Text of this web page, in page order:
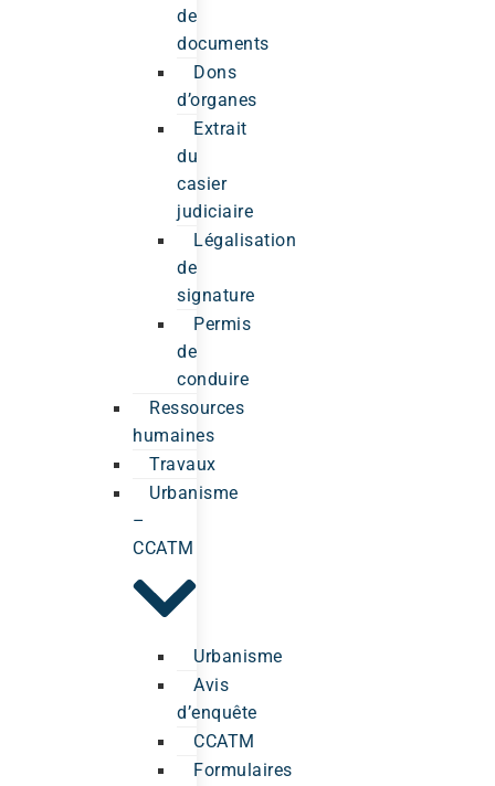
de
documents
Dons
d’organes
Extrait
du
casier
judiciaire
Légalisation
de
signature
Permis
de
conduire
Ressources
humaines
Travaux
Urbanisme
–
CCATM
Urbanisme
Avis
d’enquête
CCATM
Formulaires